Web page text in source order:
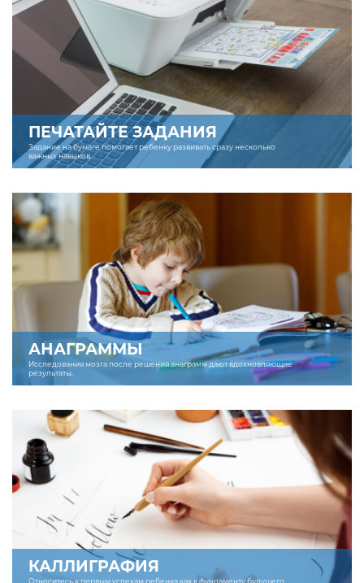
ПЕЧАТАЙТЕ ЗАДАНИЯ
Задание на бумаге помогает ребенку развивать сразу несколько
важных навыков.
АНАГРАММЫ
Исследования мозга после решения анаграмм дают вдохновляющие
результаты.
КАЛЛИГРАФИЯ
Относитесь к первым успехам ребенка как к фундаменту будущего